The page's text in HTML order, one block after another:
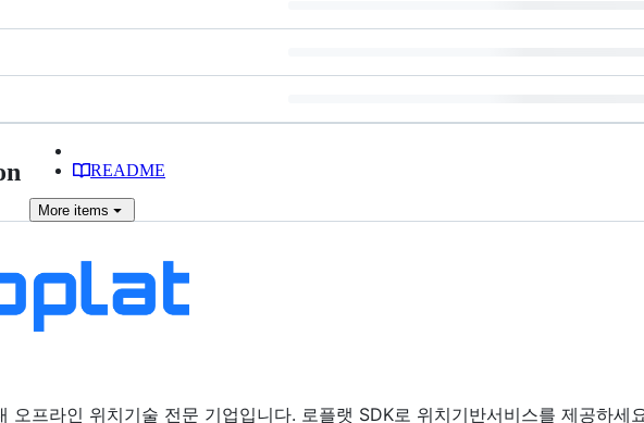
README
More items
오프라인 위치기술 전문 기업입니다. 로플랫 SDK로 위치기반서비스를 제공하세